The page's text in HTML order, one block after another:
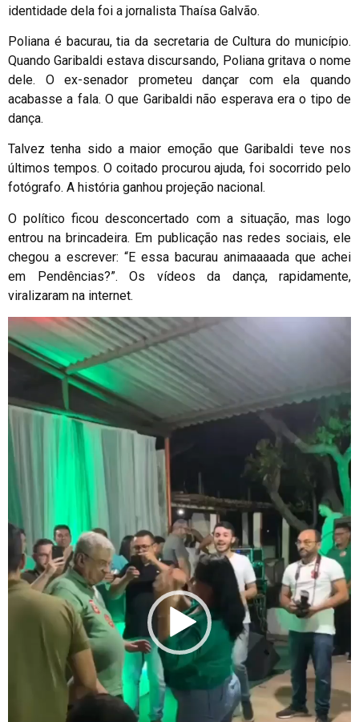
identidade dela foi a jornalista Thaísa Galvão.
Poliana é bacurau, tia da secretaria de Cultura do município.
Quando Garibaldi estava discursando, Poliana gritava o nome
dele. O ex-senador prometeu dançar com ela quando
acabasse a fala. O que Garibaldi não esperava era o tipo de
dança.
Talvez tenha sido a maior emoção que Garibaldi teve nos
últimos tempos. O coitado procurou ajuda, foi socorrido pelo
fotógrafo. A história ganhou projeção nacional.
O político ficou desconcertado com a situação, mas logo
entrou na brincadeira. Em publicação nas redes sociais, ele
chegou a escrever: “E essa bacurau animaaaada que achei
em Pendências?”. Os vídeos da dança, rapidamente,
viralizaram na internet.
Tocador
de
vídeo